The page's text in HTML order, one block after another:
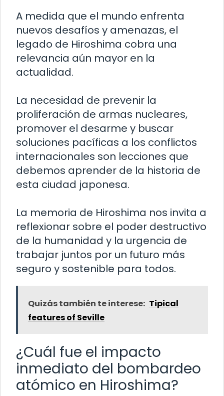
A medida que el mundo enfrenta
nuevos desafíos y amenazas, el
legado de Hiroshima cobra una
relevancia aún mayor en la
actualidad.
La necesidad de prevenir la
proliferación de armas nucleares,
promover el desarme y buscar
soluciones pacíficas a los conflictos
internacionales son lecciones que
debemos aprender de la historia de
esta ciudad japonesa.
La memoria de Hiroshima nos invita a
reflexionar sobre el poder destructivo
de la humanidad y la urgencia de
trabajar juntos por un futuro más
seguro y sostenible para todos.
Quizás también te interese: Tipical
features of Seville
¿Cuál fue el impacto
inmediato del bombardeo
atómico en Hiroshima?